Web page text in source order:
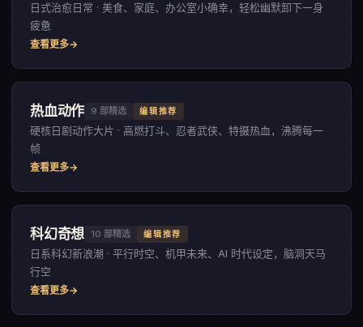
日式治愈日常 · 美食、家庭、办公室小确幸，轻松幽默卸下一身
疲惫
查看更多
热血动作 9 部精选 编辑推荐
硬核日剧动作大片 · 高燃打斗、忍者武侠、特摄热血，沸腾每一
帧
查看更多
科幻奇想 10 部精选 编辑推荐
日系科幻新浪潮 · 平行时空、机甲未来、AI 时代设定，脑洞天马
行空
查看更多